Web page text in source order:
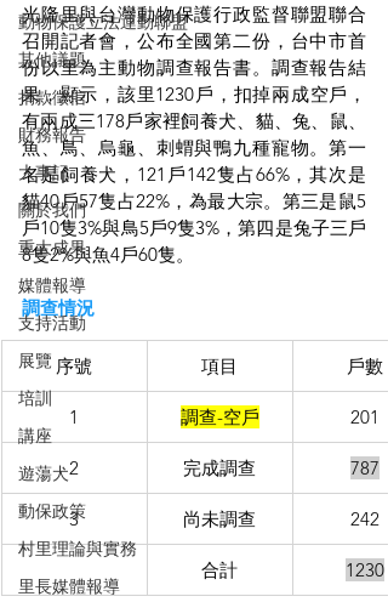
動物保護立法運動聯盟
其他議題
捐款徵信
財務報告
大事記
關於我們
重大成果
媒體報導
支持活動
展覽
培訓
講座
遊蕩犬
動保政策
村里理論與實務
里長媒體報導
光隆里與台灣動物保護行政監督聯盟聯合
召開記者會，公布全國第二份，台中市首
份以里為主動物調查報告書。調查報告結
果，顯示，該里1230戶，扣掉兩成空戶，
有兩成三178戶家裡飼養犬、貓、兔、鼠、
魚、鳥、烏龜、刺蝟與鴨九種寵物。第一
名是飼養犬，121戶142隻占66%，其次是
貓40戶57隻占22%，為最大宗。第三是鼠5
戶10隻3%與鳥5戶9隻3%，第四是兔子三戶
8隻2%與魚4戶60隻。
調查情況
序號 項目 戶數
1 調查-空戶 201
2 完成調查 787
3 尚未調查 242
合計 1230